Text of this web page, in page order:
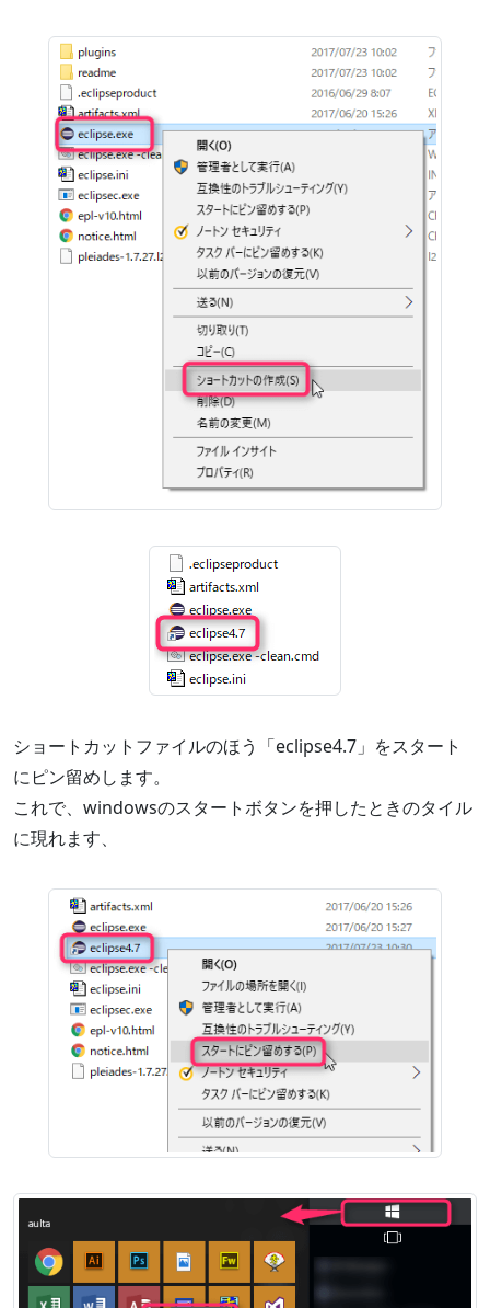
ショートカットファイルのほう「eclipse4.7」をスタート
にピン留めします。
これで、windowsのスタートボタンを押したときのタイル
に現れます、